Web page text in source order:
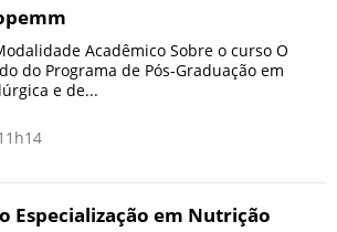
Acadêmico Sobre o curso O
do Programa de Pós-Graduação em
e de...
Especialização em Nutrição